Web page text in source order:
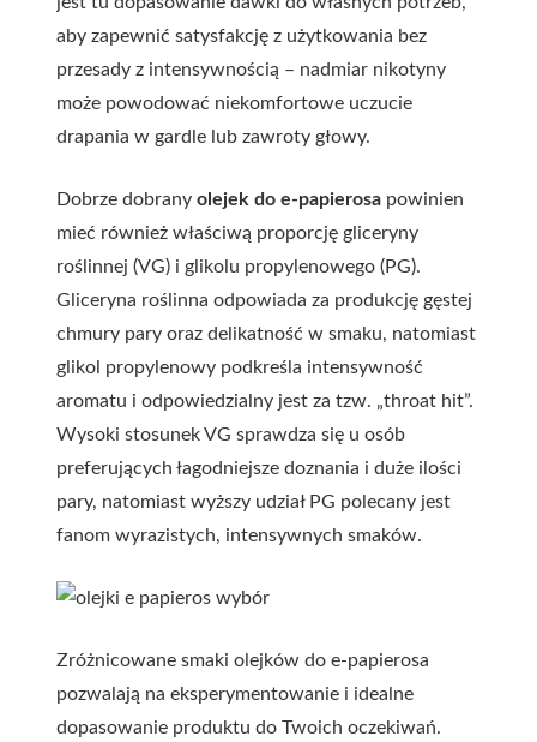
aby zapewnić satysfakcję z użytkowania bez
przesady z intensywnością – nadmiar nikotyny
może powodować niekomfortowe uczucie
drapania w gardle lub zawroty głowy.
Dobrze dobrany olejek do e-papierosa powinien
mieć również właściwą proporcję gliceryny
roślinnej (VG) i glikolu propylenowego (PG).
Gliceryna roślinna odpowiada za produkcję gęstej
chmury pary oraz delikatność w smaku, natomiast
glikol propylenowy podkreśla intensywność
aromatu i odpowiedzialny jest za tzw. „throat hit”.
Wysoki stosunek VG sprawdza się u osób
preferujących łagodniejsze doznania i duże ilości
pary, natomiast wyższy udział PG polecany jest
fanom wyrazistych, intensywnych smaków.
Zróżnicowane smaki olejków do e-papierosa
pozwalają na eksperymentowanie i idealne
dopasowanie produktu do Twoich oczekiwań.